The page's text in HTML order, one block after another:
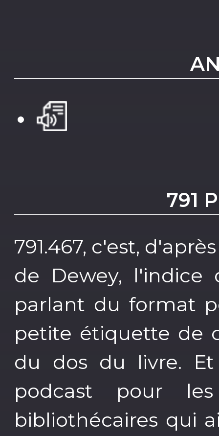
791
791.467, c'est,
de Dewey, l'indice
parlant du format
petite étiquette de
du dos du livre.
podcast pour
bibliothécaires qui